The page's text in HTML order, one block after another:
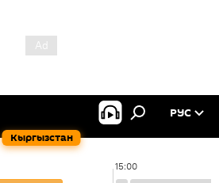
Кыргызстан
РУС
15:00